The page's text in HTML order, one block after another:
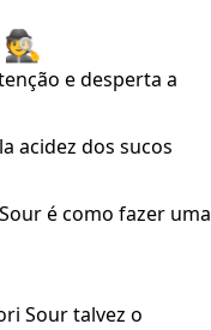
🕵️
e desperta a
acidez dos sucos
é como fazer uma
Sour talvez o